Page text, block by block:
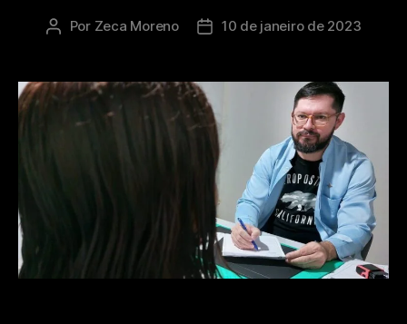
Por Zeca Moreno 10 de janeiro de 2023